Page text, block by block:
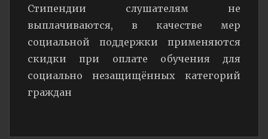
Стипендии слушателям не
выплачиваются, в качестве мер
социальной поддержки применяются
скидки при оплате обучения для
социально незащищённых категорий
граждан